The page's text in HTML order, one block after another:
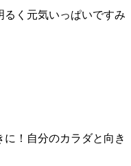
るく元気いっぱいですみ
！自分のカラダと向き